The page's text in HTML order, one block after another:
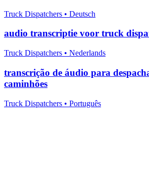
Truck Dispatchers • Deutsch
audio transcriptie voor truck
Truck Dispatchers • Nederlands
transcrição de áudio para
caminhões
Truck Dispatchers • Português